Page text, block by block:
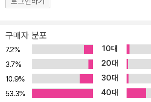
구매자 분포
7.2% 10대
3.7%
20대
10.9%
30대
53.3%
40대